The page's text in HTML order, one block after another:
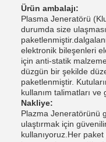
Ürün ambalajı:
Plasma Jeneratörü
durumda size
elektronik bileşenleri
için anti-statik
düzgün bir şekilde
paketlenmiştir.
kullanım talimatları ve
Nakliye:
Plazma Jeneratörünü
ulaştırmak için
kullanıyoruz.Her